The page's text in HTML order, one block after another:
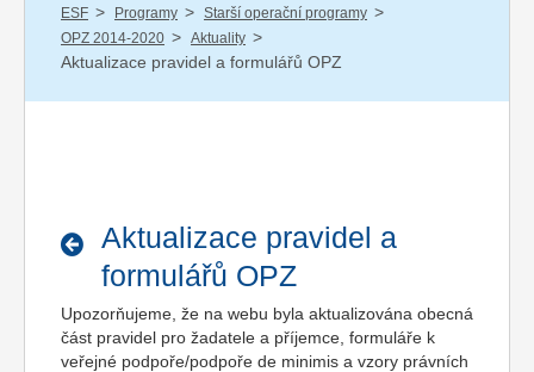
ESF / Programy / Starší operační programy /
OPZ 2014-2020 / Aktuality /
Aktualizace pravidel a formulářů OPZ
Aktualizace pravidel a
formulářů OPZ
Upozorňujeme, že na webu byla aktualizována obecná
část pravidel pro žadatele a příjemce, formuláře k
veřejné podpoře/podpoře de minimis a vzory právních